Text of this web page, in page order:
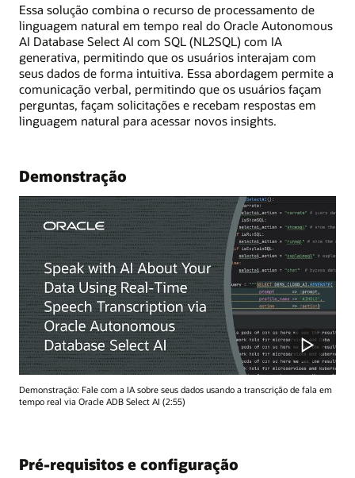
Essa solução combina o recurso de processamento de
linguagem natural em tempo real do Oracle Autonomous
AI Database Select AI com SQL (NL2SQL) com IA
generativa, permitindo que os usuários interajam com
seus dados de forma intuitiva. Essa abordagem permite a
comunicação verbal, permitindo que os usuários façam
perguntas, façam solicitações e recebam respostas em
linguagem natural para acessar novos insights.
Demonstração
Demonstração: Fale com a IA sobre seus dados usando a transcrição de fala em
tempo real via Oracle ADB Select AI (2:55)
Pré-requisitos e configuração